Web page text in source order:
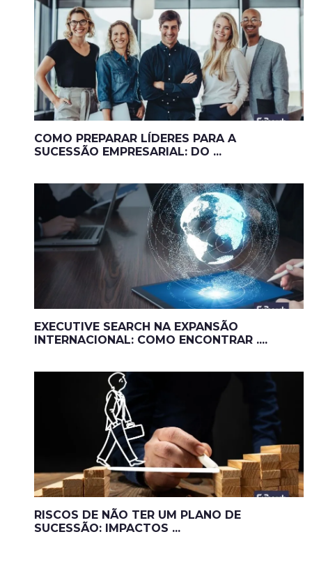
COMO PREPARAR LÍDERES PARA A
SUCESSÃO EMPRESARIAL: DO ...
EXECUTIVE SEARCH NA EXPANSÃO
INTERNACIONAL: COMO ENCONTRAR ....
RISCOS DE NÃO TER UM PLANO DE
SUCESSÃO: IMPACTOS ...